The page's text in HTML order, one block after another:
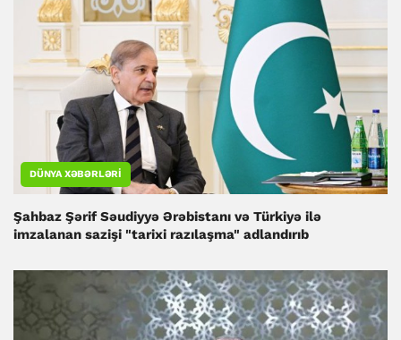
DÜNYA XƏBƏRLƏRI
Şahbaz Şərif Səudiyyə Ərəbistanı və Türkiyə ilə
imzalanan sazişi "tarixi razılaşma" adlandırıb